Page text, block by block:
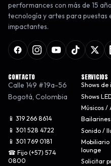
performances con más de 15
tecnología y artes para puestas
impactantes.
CONTACTO
Calle 149 #19a-56
Bogotá, Colombia
📱 319 266 8614
📱 301 528 4722
📱 301 769 0181
☎ Fijo (+57) 574
0800
SERVICIOS
Shows
Shows
Músicos /
Bailarines
Sonido /
Mobiliario
lounge
Solicitar